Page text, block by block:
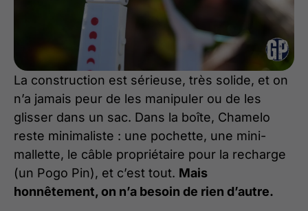
La construction est sérieuse, très solide, et on
n’a jamais peur de les manipuler ou de les
glisser dans un sac. Dans la boîte, Chamelo
reste minimaliste : une pochette, une mini-
mallette, le câble propriétaire pour la recharge
(un Pogo Pin), et c’est tout. Mais
honnêtement, on n’a besoin de rien d’autre.